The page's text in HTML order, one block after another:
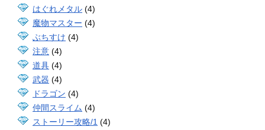
はぐれメタル (4)
魔物マスター (4)
ぶちすけ (4)
注意 (4)
道具 (4)
武器 (4)
ドラゴン (4)
仲間スライム (4)
ストーリー攻略/1 (4)